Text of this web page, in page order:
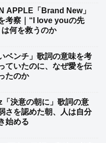
APPLE「Brand New」
考察｜“I love youの先
何を救うのか
ベンチ」歌詞の意味を考
ていたのに、なぜ愛を伝
たのか
決意の朝に」歌詞の意
さを認めた朝、人は自分
始める